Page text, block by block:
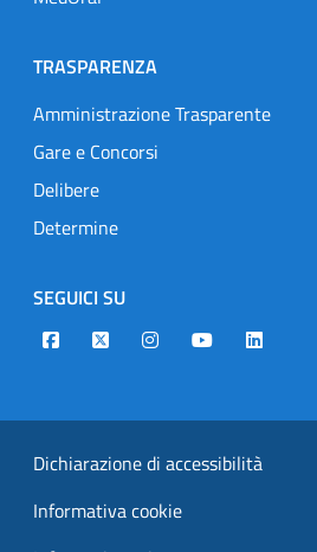
TRASPARENZA
Amministrazione Trasparente
Gare e Concorsi
Delibere
Determine
SEGUICI SU
Designers Italia
TwitterInstagramYoutubeLinkedin
Dichiarazione di accessibilità
Informativa cookie